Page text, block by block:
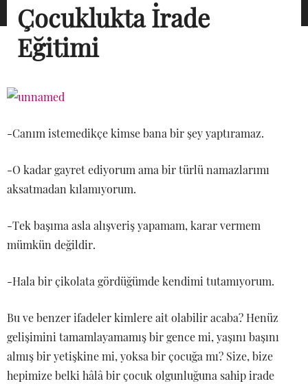
Çocuklukta İrade
Eğitimi
-Canım istemedikçe kimse bana bir şey yaptıramaz.
-O kadar gayret ediyorum ama bir türlü namazlarımı
aksatmadan kılamıyorum.
-Tek başıma asla alışveriş yapamam, karar vermem
mümkün değildir.
-Hala bir çikolata gördüğümde kendimi tutamıyorum.
Bu ve benzer ifadeler kimlere ait olabilir acaba? Henüz
gelişimini tamamlayamamış bir gence mi, yaşını başını
almış bir yetişkine mi, yoksa bir çocuğa mı? Size, bize
hepimize belki hâlâ bir çocuk olgunluğuna sahip irade